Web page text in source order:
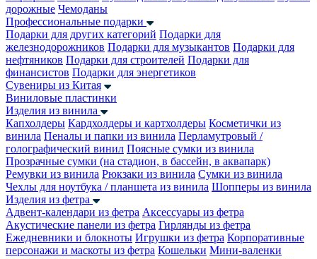
дорожные Чемоданы
Профессиональные подарки
Подарки для других категорий Подарки для
железнодорожников Подарки для музыкантов Подарки для
нефтяников Подарки для строителей Подарки для
финансистов Подарки для энергетиков
Сувениры из Китая
Виниловые пластинки
Изделия из винила
Капхолдеры Кардхолдеры и картхолдеры Косметички из
винила Пеналы и папки из винила Перламутровый /
голографический винил Поясные сумки из винила
Прозрачные сумки (на стадион, в бассейн, в аквапарк)
Ремувки из винила Рюкзаки из винила Сумки из винила
Чехлы для ноутбука / планшета из винила Шопперы из винила
Изделия из фетра
Адвент-календари из фетра Аксессуары из фетра
Акустические панели из фетра Гирлянды из фетра
Ежедневники и блокноты Игрушки из фетра Корпоративные
персонажи и маскоты из фетра Кошельки Мини-валенки